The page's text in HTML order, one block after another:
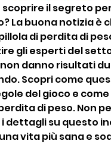
il segreto
La buona notizia è
di perdita di
gli esperti del
danno risultati
Scopri come
del gioco e
di peso. Non
su questo
vita più sana e